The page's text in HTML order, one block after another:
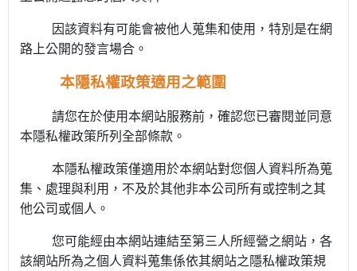
因該資料有可能會被他人蒐集和使用，特別是在網
路上公開的發言場合。
本隱私權政策適用之範圍
請您在於使用本網站服務前，確認您已審閱並同意
本隱私權政策所列全部條款。
本隱私權政策僅適用於本網站對您個人資料所為蒐
集、處理與利用，不及於其他非本公司所有或控制之其
他公司或個人。
您可能經由本網站連結至第三人所經營之網站，各
該網站所為之個人資料蒐集係依其網站之隱私權政策規